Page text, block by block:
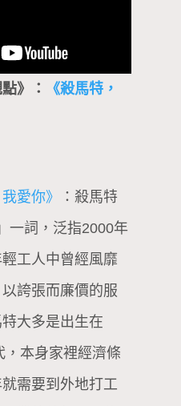
》：
《殺馬特，
愛你》
：殺馬特
一詞，泛指2000年
工人中曾經風靡
誇張而廉價的服
大多是出生在
，本身家裡經濟條
需要到外地打工